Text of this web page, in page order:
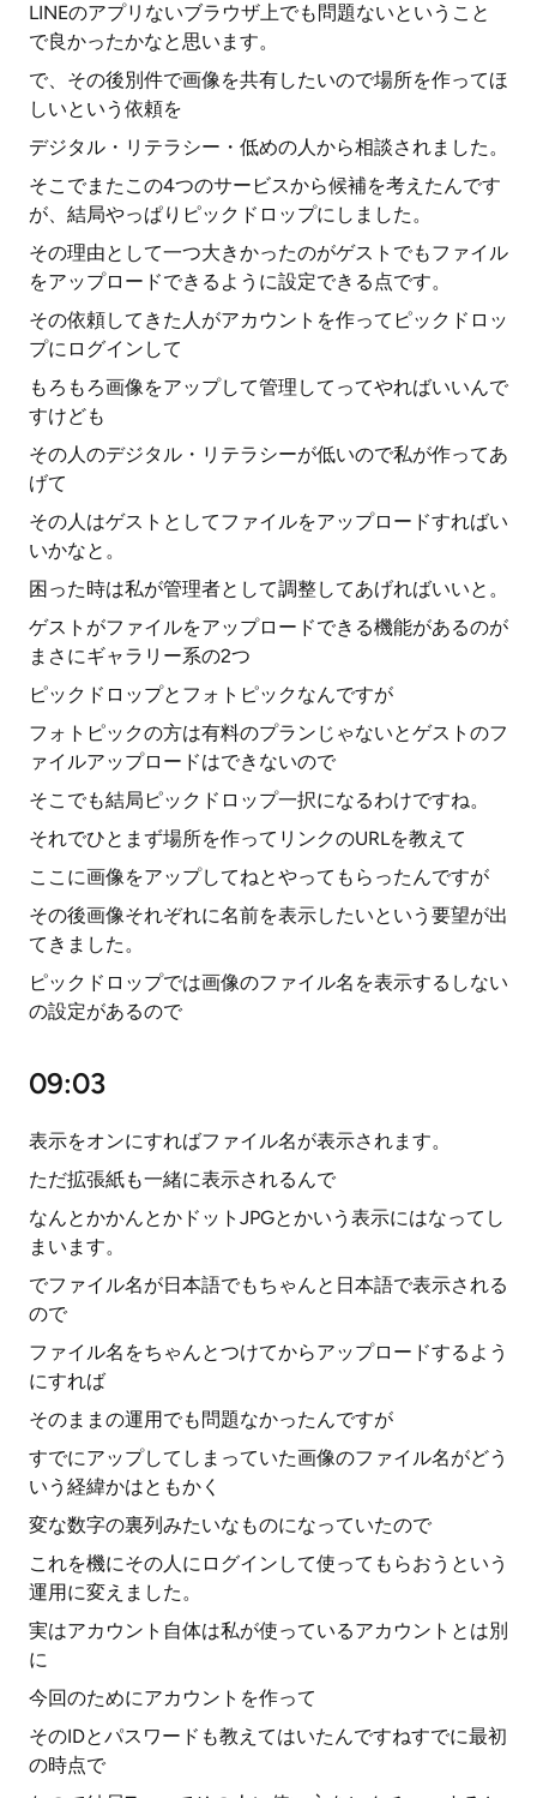
LINEのアプリないブラウザ上でも問題ないということ
で良かったかなと思います。
で、その後別件で画像を共有したいので場所を作ってほ
しいという依頼を
デジタル・リテラシー・低めの人から相談されました。
そこでまたこの4つのサービスから候補を考えたんです
が、結局やっぱりピックドロップにしました。
その理由として一つ大きかったのがゲストでもファイル
をアップロードできるように設定できる点です。
その依頼してきた人がアカウントを作ってピックドロッ
プにログインして
もろもろ画像をアップして管理してってやればいいんで
すけども
その人のデジタル・リテラシーが低いので私が作ってあ
げて
その人はゲストとしてファイルをアップロードすればい
いかなと。
困った時は私が管理者として調整してあげればいいと。
ゲストがファイルをアップロードできる機能があるのが
まさにギャラリー系の2つ
ピックドロップとフォトピックなんですが
フォトピックの方は有料のプランじゃないとゲストのフ
ァイルアップロードはできないので
そこでも結局ピックドロップ一択になるわけですね。
それでひとまず場所を作ってリンクのURLを教えて
ここに画像をアップしてねとやってもらったんですが
その後画像それぞれに名前を表示したいという要望が出
てきました。
ピックドロップでは画像のファイル名を表示するしない
の設定があるので
09:03
表示をオンにすればファイル名が表示されます。
ただ拡張紙も一緒に表示されるんで
なんとかかんとかドットJPGとかいう表示にはなってし
まいます。
でファイル名が日本語でもちゃんと日本語で表示される
ので
ファイル名をちゃんとつけてからアップロードするよう
にすれば
そのままの運用でも問題なかったんですが
すでにアップしてしまっていた画像のファイル名がどう
いう経緯かはともかく
変な数字の裏列みたいなものになっていたので
これを機にその人にログインして使ってもらおうという
運用に変えました。
実はアカウント自体は私が使っているアカウントとは別
に
今回のためにアカウントを作って
そのIDとパスワードも教えてはいたんですねすでに最初
の時点で